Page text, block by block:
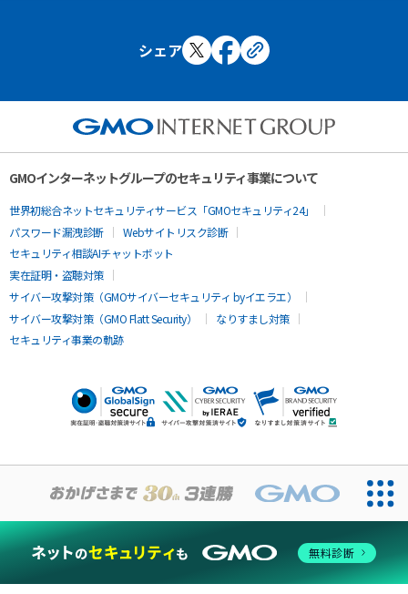
シェア
GMOインターネットグループのセキュリティ事業について
世界初総合ネットセキュリティサービス「GMOセキュリティ24」
パスワード漏洩診断
Webサイトリスク診断
セキュリティ相談AIチャットボット
実在証明・盗聴対策
サイバー攻撃対策（GMOサイバーセキュリティ byイエラエ）
サイバー攻撃対策（GMO Flatt Security）
なりすまし対策
セキュリティ事業の軌跡
無料診断